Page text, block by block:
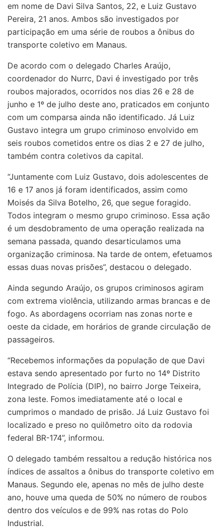
em nome de Davi Silva Santos, 22, e Luiz Gustavo
Pereira, 21 anos. Ambos são investigados por
participação em uma série de roubos a ônibus do
transporte coletivo em Manaus.
De acordo com o delegado Charles Araújo,
coordenador do Nurrc, Davi é investigado por três
roubos majorados, ocorridos nos dias 26 e 28 de
junho e 1º de julho deste ano, praticados em conjunto
com um comparsa ainda não identificado. Já Luiz
Gustavo integra um grupo criminoso envolvido em
seis roubos cometidos entre os dias 2 e 27 de julho,
também contra coletivos da capital.
“Juntamente com Luiz Gustavo, dois adolescentes de
16 e 17 anos já foram identificados, assim como
Moisés da Silva Botelho, 26, que segue foragido.
Todos integram o mesmo grupo criminoso. Essa ação
é um desdobramento de uma operação realizada na
semana passada, quando desarticulamos uma
organização criminosa. Na tarde de ontem, efetuamos
essas duas novas prisões”, destacou o delegado.
Ainda segundo Araújo, os grupos criminosos agiram
com extrema violência, utilizando armas brancas e de
fogo. As abordagens ocorriam nas zonas norte e
oeste da cidade, em horários de grande circulação de
passageiros.
“Recebemos informações da população de que Davi
estava sendo apresentado por furto no 14º Distrito
Integrado de Polícia (DIP), no bairro Jorge Teixeira,
zona leste. Fomos imediatamente até o local e
cumprimos o mandado de prisão. Já Luiz Gustavo foi
localizado e preso no quilômetro oito da rodovia
federal BR-174”, informou.
O delegado também ressaltou a redução histórica nos
índices de assaltos a ônibus do transporte coletivo em
Manaus. Segundo ele, apenas no mês de julho deste
ano, houve uma queda de 50% no número de roubos
dentro dos veículos e de 99% nas rotas do Polo
Industrial.